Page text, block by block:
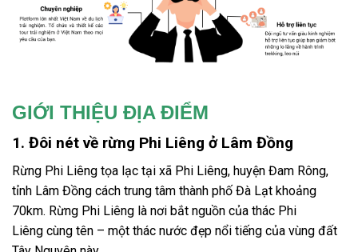
GIỚI THIỆU ĐỊA ĐIỂM
1. Đôi nét về rừng Phi Liêng ở Lâm Đồng
Rừng Phi Liêng tọa lạc tại xã Phi Liêng, huyện Đam Rông,
tỉnh Lâm Đồng cách trung tâm thành phố Đà Lạt khoảng
70km. Rừng Phi Liêng là nơi bắt nguồn của thác Phi
Liêng cùng tên – một thác nước đẹp nổi tiếng của vùng đất